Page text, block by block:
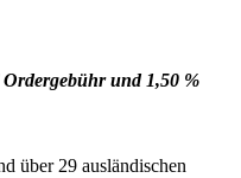
und 1,50 %
über 29 ausländischen